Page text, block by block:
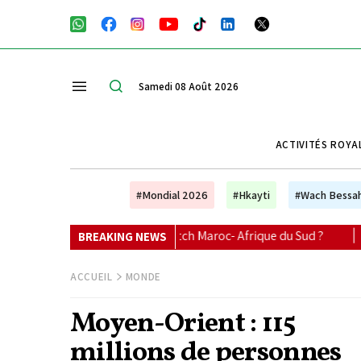
Samedi 08 Août 2026
ACTIVITÉS
#Mondial 2026 #Hkayti #Wach
BREAKING NEWS
le match Maroc- Afrique du Sud ? | Sélection Le Matin :
ACCUEIL MONDE
Moyen-Orient : 115
millions de personnes